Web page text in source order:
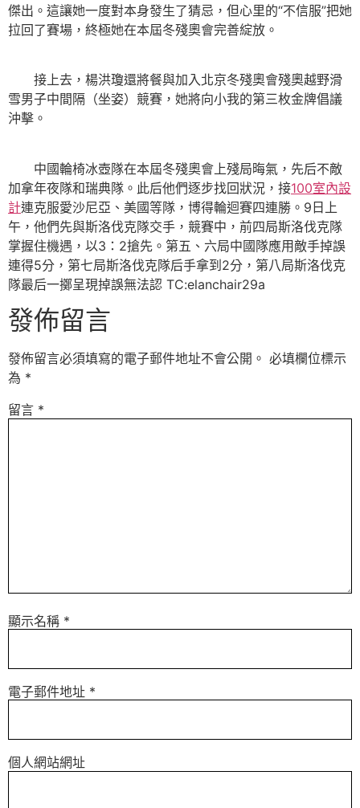
傑出。這讓她一度對本身發生了猜忌，但心里的“不信服”把她
拉回了賽場，終極她在本屆冬殘奧會完善綻放。
接上去，楊洪瓊還將餐與加入北京冬殘奧會殘奧越野滑
雪男子中間隔（坐姿）競賽，她將向小我的第三枚金牌倡議
沖擊。
中國輪椅冰壺隊在本屆冬殘奧會上殘局晦氣，先后不敵
加拿年夜隊和瑞典隊。此后他們逐步找回狀況，接100室內設
計連克服愛沙尼亞、美國等隊，博得輪迴賽四連勝。9日上
午，他們先與斯洛伐克隊交手，競賽中，前四局斯洛伐克隊
掌握住機遇，以3：2搶先。第五、六局中國隊應用敵手掉誤
連得5分，第七局斯洛伐克隊后手拿到2分，第八局斯洛伐克
隊最后一擲呈現掉誤無法認 TC:elanchair29a
發佈留言
發佈留言必須填寫的電子郵件地址不會公開。 必填欄位標示
為 *
留言 *
顯示名稱 *
電子郵件地址 *
個人網站網址